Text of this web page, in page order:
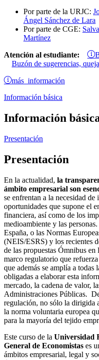
Por parte de la URJC:
Ángel Sánchez de Lara
Por parte de CGE:
Martínez
Atención al estudiante:
Buzón de sugerencias,
más información
Información básica
Información
Presentación
Presentación
En la actualidad, la
ámbito empresarial son
se enfrentan a la necesidad
oportunidades que supone el
financiera, así como de los
medioambiente y las
España, o las Normas
(NEIS/ESRS) y los recientes
de las propuestas Ómnibus
marco regulatorio que
que además se amplía a todas
obligadas a elaborar esta
mercado, la cadena de valor,
Administraciones Públicas.
regulación, no sólo la dirigida
la norma voluntaria europea
para la mayoría del tejido
Este curso de la Universidad
General de Economistas es
ámbitos empresarial, legal y